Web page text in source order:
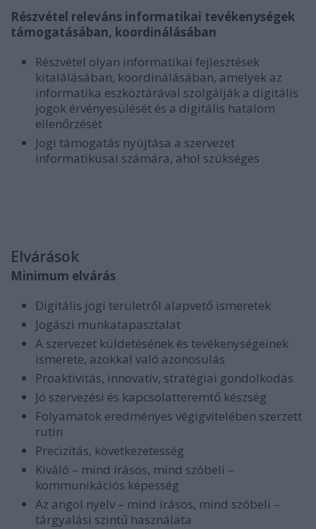
Részvétel releváns informatikai tevékenységek
támogatásában, koordinálásában
Részvétel olyan informatikai fejlesztések
kitalálásában, koordinálásában, amelyek az
informatika eszköztárával szolgálják a digitális
jogok érvényesülését és a digitális hatalom
ellenőrzését
Jogi támogatás nyújtása a szervezet
informatikusai számára, ahol szükséges
Elvárások
Minimum elvárás
Digitális jogi területről alapvető ismeretek
Jogászi munkatapasztalat
A szervezet küldetésének és tevékenységeinek
ismerete, azokkal való azonosulás
Proaktivitás, innovatív, stratégiai gondolkodás
Jó szervezési és kapcsolatteremtő készség
Folyamatok eredményes végigvitelében szerzett
rutin
Precizitás, következetesség
Kiváló – mind írásos, mind szóbeli –
kommunikációs képesség
Az angol nyelv – mind írásos, mind szóbeli –
tárgyalási szintű használata